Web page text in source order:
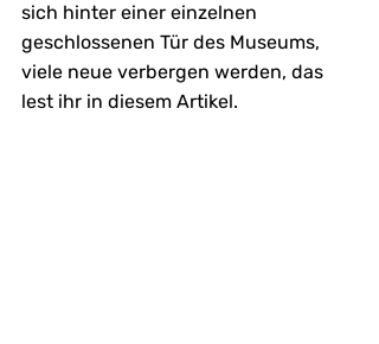
sich hinter einer einzelnen
geschlossenen Tür des Museums,
viele neue verbergen werden, das
lest ihr in diesem Artikel.